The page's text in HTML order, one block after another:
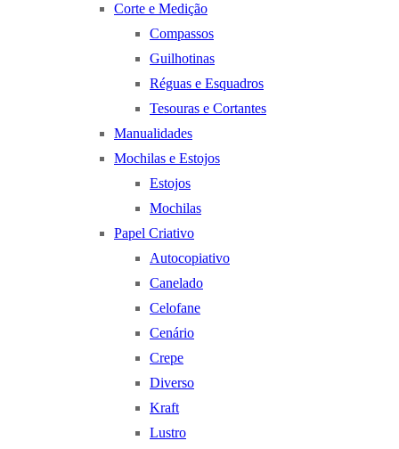
Corte e Medição
Compassos
Guilhotinas
Réguas e Esquadros
Tesouras e Cortantes
Manualidades
Mochilas e Estojos
Estojos
Mochilas
Papel Criativo
Autocopiativo
Canelado
Celofane
Cenário
Crepe
Diverso
Kraft
Lustro